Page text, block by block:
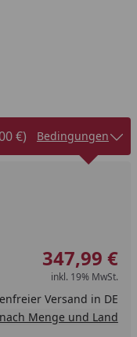
€) Bedingungen
eingeben
um eins erhöhen
347,99 €
inkl. 19% MwSt.
Versand in DE
Menge und Land